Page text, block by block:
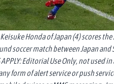
Honda of Japan (4) scores
soccer match between Japan and
APPLY: Editorial Use Only, not
form of alert service or push